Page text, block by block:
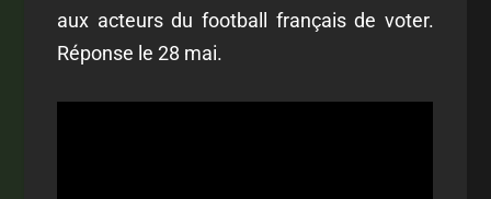
aux acteurs du football français de voter.
Réponse le 28 mai.